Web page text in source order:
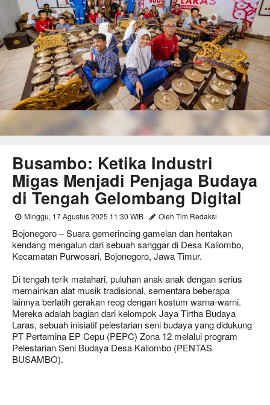
Busambo: Ketika Industri
Migas Menjadi Penjaga Budaya
di Tengah Gelombang Digital
Minggu, 17 Agustus 2025 11:30 WIB Oleh Tim Redaksi
Bojonegoro – Suara gemerincing gamelan dan hentakan
kendang mengalun dari sebuah sanggar di Desa Kaliombo,
Kecamatan Purwosari, Bojonegoro, Jawa Timur.
Di tengah terik matahari, puluhan anak-anak dengan serius
memainkan alat musik tradisional, sementara beberapa
lainnya berlatih gerakan reog dengan kostum warna-warni.
Mereka adalah bagian dari kelompok Jaya Tirtha Budaya
Laras, sebuah inisiatif pelestarian seni budaya yang didukung
PT Pertamina EP Cepu (PEPC) Zona 12 melalui program
Pelestarian Seni Budaya Desa Kaliombo (PENTAS
BUSAMBO).